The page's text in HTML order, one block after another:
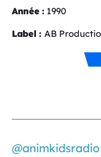
Année : 1990
Label : AB
@animkidsradio